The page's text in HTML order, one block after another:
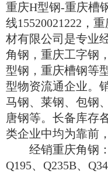
重庆H型钢-重庆槽
线15520021222，
材有限公司是专业
角钢，重庆工字钢
型钢，重庆槽钢等
型物资流通企业。
马钢、莱钢、包钢
唐钢等。长备库存
类企业中均为靠前
经销重庆角钢：
Q195、Q235B、